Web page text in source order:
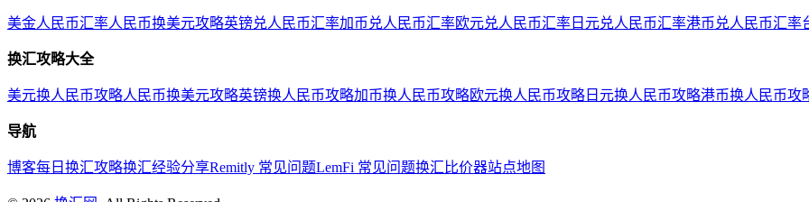
美金人民币汇率人民币换美元攻略英镑兑人民币汇率加币兑人民币汇率欧元兑人民币汇率 日元兑人民币汇率港币兑人民币汇率
换汇攻略大全
美元换人民币攻略人民币换美元攻略英镑换人民币攻略加币换人民币攻略欧元换人民币攻略 日元换人民币攻略港币换人民币攻
导航
博客每日换汇攻略换汇经验分享Remitly 常见问题LemFi 常见问题换汇比价器站点地图